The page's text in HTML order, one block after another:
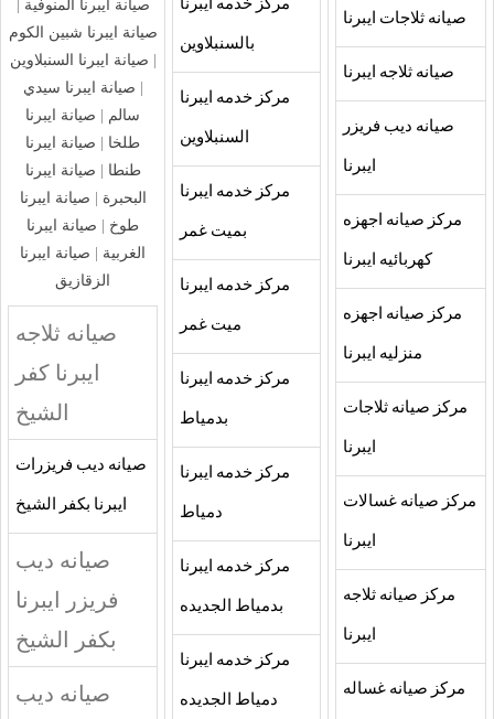
صيانه ثلاجات ايبرنا
صيانه ثلاجه ايبرنا
صيانه ديب فريزر
ايبرنا
مركز صيانه اجهزه
كهربائيه ايبرنا
مركز صيانه اجهزه
منزليه ايبرنا
مركز صيانه ثلاجات
ايبرنا
مركز صيانه غسالات
ايبرنا
مركز صيانه ثلاجه
ايبرنا
مركز صيانه غساله
مركز خدمه ايبرنا
بالسنبلاوين
مركز خدمه ايبرنا
السنبلاوين
مركز خدمه ايبرنا
بميت غمر
مركز خدمه ايبرنا
ميت غمر
مركز خدمه ايبرنا
بدمياط
مركز خدمه ايبرنا
دمياط
مركز خدمه ايبرنا
بدمياط الجديده
مركز خدمه ايبرنا
دمياط الجديده
صيانة ايبرنا المنوفية
صيانة ايبرنا شبين الكوم
صيانة ايبرنا السنبلاوين
صيانة ايبرنا سيدي
سالم
صيانة ايبرنا
طلخا
صيانة ايبرنا
طنطا
صيانة ايبرنا
البحبرة
صيانة ايبرنا
طوخ
صيانة ايبرنا
الغربية
صيانة ايبرنا
الزقازيق
صيانه ثلاجه
ايبرنا كفر
الشيخ
صيانه ديب فريزرات
ايبرنا بكفر الشيخ
صيانه ديب
فريزر ايبرنا
بكفر الشيخ
صيانه ديب